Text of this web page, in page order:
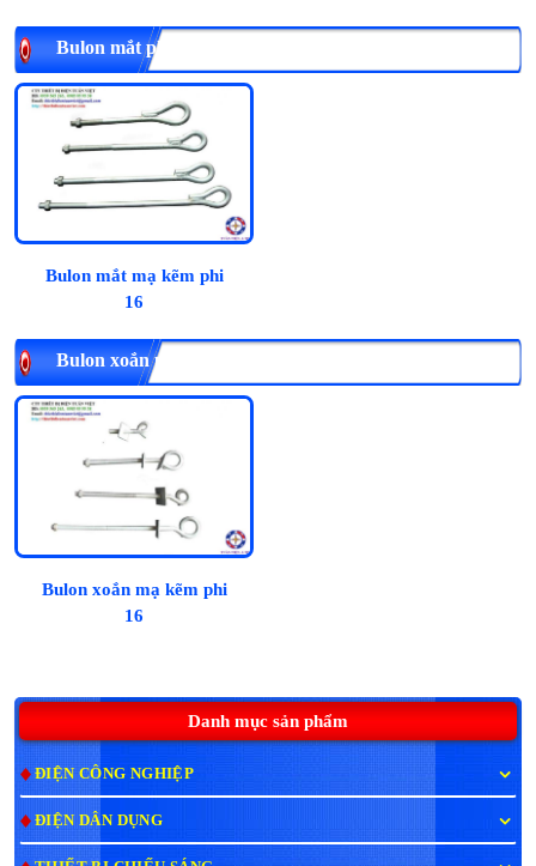
Danh mục sản phẩm
ĐIỆN CÔNG NGHIỆP
ĐIỆN DÂN DỤNG
Bulon mắt phi 16, mạ kẽm
Bulon mắt mạ kẽm phi
16
Bulon xoắn phi 16, mạ kẽm
Bulon xoắn mạ kẽm phi
16